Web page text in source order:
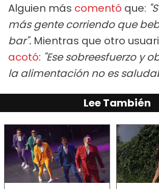
Alguien más comentó que:
más gente corriendo que
bar". Mientras que otro
acotó: "Ese sobreesfuerzo y
la alimentación no es
Lee También